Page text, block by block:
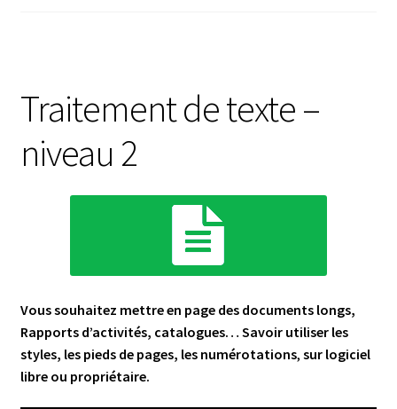
Traitement de texte –
niveau 2
Vous souhaitez mettre en page des documents longs,
Rapports d’activités, catalogues… Savoir utiliser les
styles, les pieds de pages, les numérotations, sur logiciel
libre ou propriétaire.